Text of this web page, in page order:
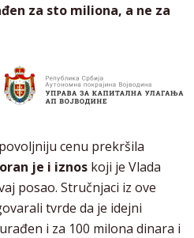
za sto miliona, a ne za
cenu prekršila
je i iznos koji je Vlada
posao. Stručnjaci iz ove
tvrde da je idejni
i za 100 milona dinara i